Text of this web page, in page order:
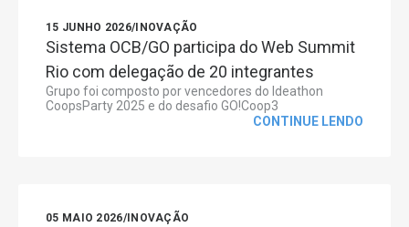
15 JUNHO 2026/INOVAÇÃO
Sistema OCB/GO participa do Web Summit
Rio com delegação de 20 integrantes
Grupo foi composto por vencedores do Ideathon
CoopsParty 2025 e do desafio GO!Coop3
CONTINUE LENDO
05 MAIO 2026/INOVAÇÃO